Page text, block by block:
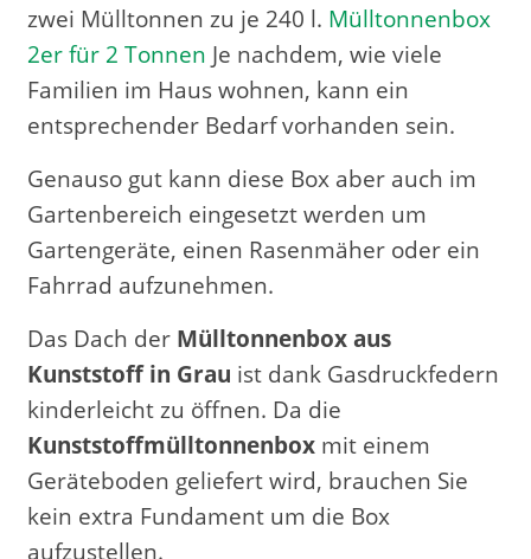
zwei Mülltonnen zu je 240 l. Mülltonnenbox
2er für 2 Tonnen Je nachdem, wie viele
Familien im Haus wohnen, kann ein
entsprechender Bedarf vorhanden sein.
Genauso gut kann diese Box aber auch im
Gartenbereich eingesetzt werden um
Gartengeräte, einen Rasenmäher oder ein
Fahrrad aufzunehmen.
Das Dach der Mülltonnenbox aus
Kunststoff in Grau ist dank Gasdruckfedern
kinderleicht zu öffnen. Da die
Kunststoffmülltonnenbox mit einem
Geräteboden geliefert wird, brauchen Sie
kein extra Fundament um die Box
aufzustellen.